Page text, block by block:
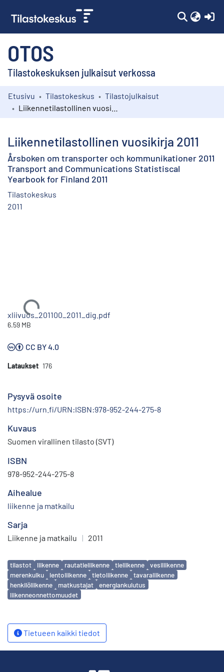
OTOS
Tilastokeskuksen julkaisut verkossa
Kokoelmat
Etusivu Tilastokeskus
Tilastojulkaisut
Liikennetilastollinen vuosikirja 2011
Årsboken om transporter och kommunikationer 2011
Transport and Communications Statistiscal
Yearbook for Finland 2011
Tilastokeskus
2011
Ladataan...
xliivuos_201100_2011_dig.pdf
6.59 MB
CC BY 4.0
Lataukset 176
Pysyvä osoite
https://urn.fi/URN:ISBN:978-952-244-275-8
Kuvaus
Suomen virallinen tilasto (SVT)
ISBN
978-952-244-275-8
Aihealue
liikenne ja matkailu
Sarja
Liikenne ja matkailu | 2011
Avainsanat
tilastot liikenne rautatieliikenne tieliikenne
vesiliikenne
merenkulku
lentoliikenne tietoliikenne
tavaraliikenne
henkilöliikenne
matkustajat
energiankulutus
liikenneonnettomuudet
Tietueen kaikki tiedot